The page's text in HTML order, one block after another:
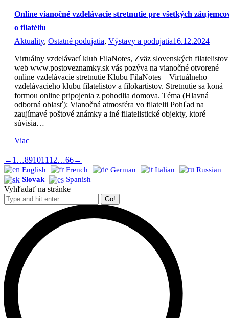
Online vianočné vzdelávacie stretnutie pre všetkých
o filatéliu
Aktuality, Ostatné podujatia, Výstavy a podujatia16.12.2024
Virtuálny vzdelávací klub FilaNotes, Zväz slovenských filatelistov
web www.postoveznamky.sk vás pozýva na vianočné otvorené
online vzdelávacie stretnutie Klubu FilaNotes – Virtuálneho
vzdelávacieho klubu filatelistov a filokartistov. Stretnutie sa koná
formou online pripojenia z pohodlia domova. Téma (Hlavná
odborná oblasť): Vianočná atmosféra vo filatelii Pohľad na
zaujímavé poštové známky a iné filatelistické objekty, ktoré
súvisia…
Viac
← 1 …891011 12…66→
English French German Italian
Russian
Slovak
Spanish
Vyhľadať na stránke
Search: